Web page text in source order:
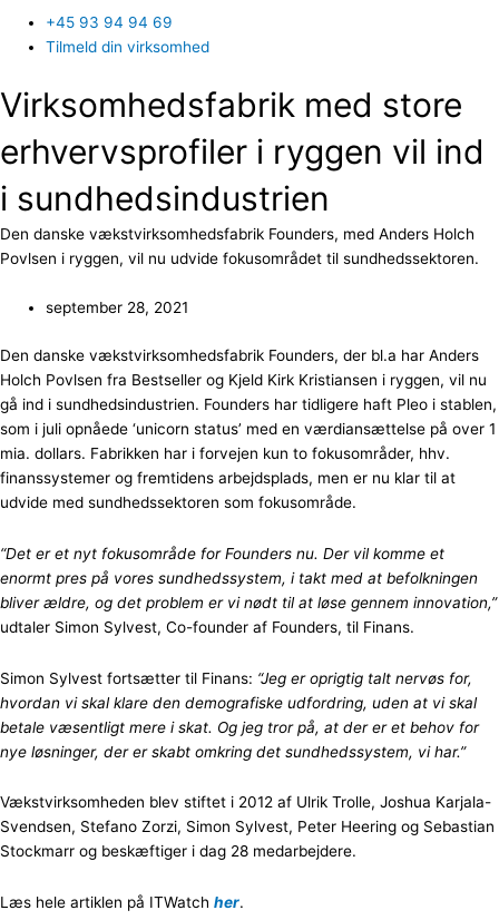
+45 93 94 94 69
Tilmeld din virksomhed
Virksomhedsfabrik med store
erhvervsprofiler i ryggen vil ind
i sundhedsindustrien
Den danske vækstvirksomhedsfabrik Founders, med Anders Holch
Povlsen i ryggen, vil nu udvide fokusområdet til sundhedssektoren.
september 28, 2021
Den danske vækstvirksomhedsfabrik Founders, der bl.a har Anders
Holch Povlsen fra Bestseller og Kjeld Kirk Kristiansen i ryggen, vil nu
gå ind i sundhedsindustrien. Founders har tidligere haft Pleo i stablen,
som i juli opnåede ‘unicorn status’ med en værdiansættelse på over 1
mia. dollars. Fabrikken har i forvejen kun to fokusområder, hhv.
finanssystemer og fremtidens arbejdsplads, men er nu klar til at
udvide med sundhedssektoren som fokusområde.
“Det er et nyt fokusområde for Founders nu. Der vil komme et
enormt pres på vores sundhedssystem, i takt med at befolkningen
bliver ældre, og det problem er vi nødt til at løse gennem innovation,”
udtaler Simon Sylvest, Co-founder af Founders, til Finans.
Simon Sylvest fortsætter til Finans: “Jeg er oprigtig talt nervøs for,
hvordan vi skal klare den demografiske udfordring, uden at vi skal
betale væsentligt mere i skat. Og jeg tror på, at der er et behov for
nye løsninger, der er skabt omkring det sundhedssystem, vi har.”
Vækstvirksomheden blev stiftet i 2012 af Ulrik Trolle, Joshua Karjala-
Svendsen, Stefano Zorzi, Simon Sylvest, Peter Heering og Sebastian
Stockmarr og beskæftiger i dag 28 medarbejdere.
Læs hele artiklen på ITWatch her.